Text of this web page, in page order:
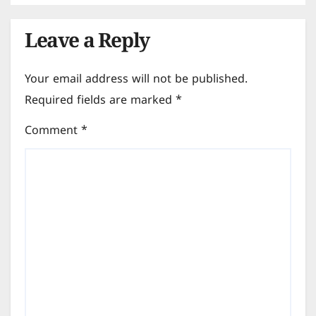
Leave a Reply
Your email address will not be published.
Required fields are marked *
Comment *